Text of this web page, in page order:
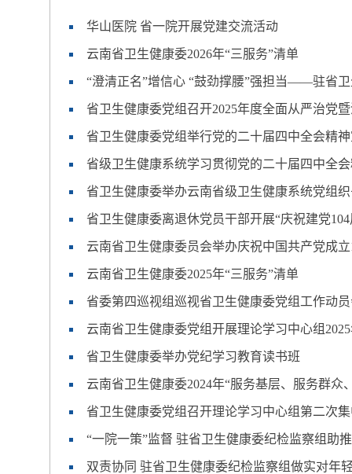
华山医院 省一院开展党建交流活动
云南省卫生健康委2026年“三服务”清单
“澄清正名”增信心 “鼓劲撑腰”强担当——驻省
省卫生健康委党组召开2025年度全面从严治党
省卫生健康委党组举行党的二十届四中全会精
省级卫生健康系统学习贯彻党的二十届四中全
省卫生健康委举办云南省级卫生健康系统党组
省卫生健康委离退休党员干部开展“庆祝建党
云南省卫生健康委员会举办庆祝中国共产党成
云南省卫生健康委2025年“三服务”清单
省委第四巡视组巡视省卫生健康委党组工作动
云南省卫生健康委党组开展理论学习中心组
省卫生健康委举办党纪学习教育读书班
云南省卫生健康委2024年“服务基层、服务群众
省卫生健康委党组召开理论学习中心组第二次
“一院一策”监督 驻省卫生健康委纪检监察组助
双责协同 驻省卫生健康委纪检监察组做实对年